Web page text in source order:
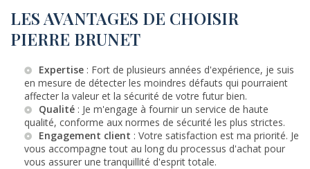
LES AVANTAGES DE CHOISIR
PIERRE BRUNET
Expertise : Fort de plusieurs années d'expérience, je suis
en mesure de détecter les moindres défauts qui pourraient
affecter la valeur et la sécurité de votre futur bien.
Qualité : Je m'engage à fournir un service de haute
qualité, conforme aux normes de sécurité les plus strictes.
Engagement client : Votre satisfaction est ma priorité. Je
vous accompagne tout au long du processus d'achat pour
vous assurer une tranquillité d'esprit totale.